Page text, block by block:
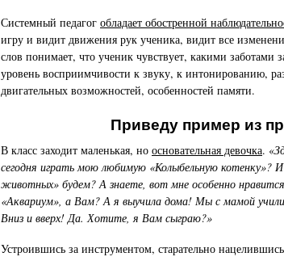
Системный педагог обладает обостренной
игру и видит движения рук ученика, видит все
слов понимает, что ученик чувствует, какими заботами
уровень восприимчивости к звуку, к интонированию,
двигательных возможностей, особенностей памяти.
Приведу пример из
В класс заходит маленькая, но основательная девочка. «
сегодня играть мою любимую «Колыбельную котенку»?
животных» будем? А знаете, вот мне особенно
«Аквариум», а Вам? А я выучила дома! Мы с мамой
Вниз и вверх! Да. Хотите, я Вам сыграю?»
Устроившись за инструментом, старательно